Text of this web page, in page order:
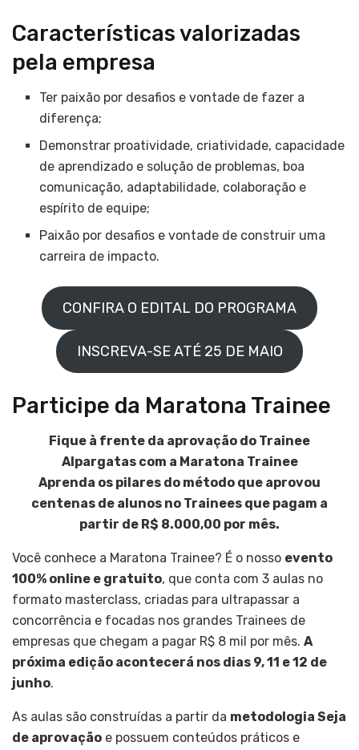
Características valorizadas
pela empresa
Ter paixão por desafios e vontade de fazer a
diferença;
Demonstrar proatividade, criatividade, capacidade
de aprendizado e solução de problemas, boa
comunicação, adaptabilidade, colaboração e
espírito de equipe;
Paixão por desafios e vontade de construir uma
carreira de impacto.
CONFIRA O EDITAL DO PROGRAMA
INSCREVA-SE ATÉ 25 DE MAIO
Participe da Maratona Trainee
Fique à frente da aprovação do Trainee
Alpargatas com a Maratona Trainee
Aprenda os pilares do método que aprovou
centenas de alunos no Trainees que pagam a
partir de R$ 8.000,00 por mês.
Você conhece a Maratona Trainee? É o nosso evento
100% online e gratuito, que conta com 3 aulas no
formato masterclass, criadas para ultrapassar a
concorrência e focadas nos grandes Trainees de
empresas que chegam a pagar R$ 8 mil por mês. A
próxima edição acontecerá nos dias 9, 11 e 12 de
junho.
As aulas são construídas a partir da metodologia Seja
de aprovação e possuem conteúdos práticos e